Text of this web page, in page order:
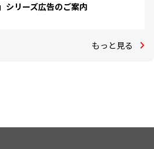
シリーズ広告のご案内
もっと見る